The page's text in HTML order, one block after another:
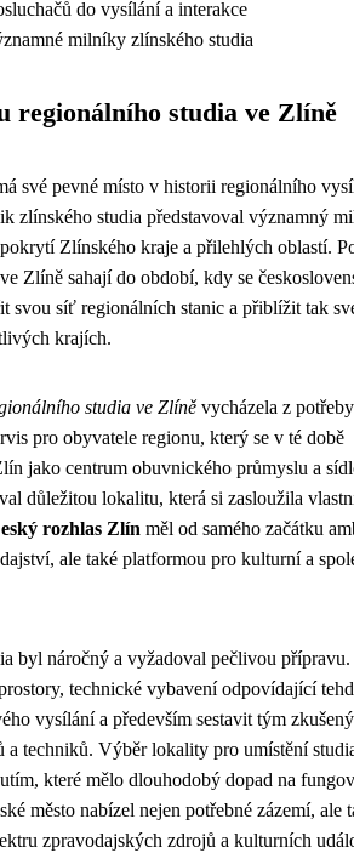
do vysílání a interakce
milníky zlínského studia
regionálního studia ve Zlíně
své pevné místo v historii regionálního
zlínského studia představoval významný
Zlínského kraje a přilehlých oblastí.
Zlíně sahají do období, kdy se
svou síť regionálních stanic a přiblížit tak
krajích.
studia ve Zlíně vycházela z
pro obyvatele regionu, který se v té době
jako centrum obuvnického průmyslu a
důležitou lokalitu, která si zasloužila
rozhlas Zlín měl od samého začátku
ale také platformou pro kulturní a
byl náročný a vyžadoval pečlivou
technické vybavení odpovídající
vysílání a především sestavit tým
a techniků. Výběr lokality pro umístění
které mělo dlouhodobý dopad na
město nabízel nejen potřebné zázemí, ale
zpravodajských zdrojů a kulturních